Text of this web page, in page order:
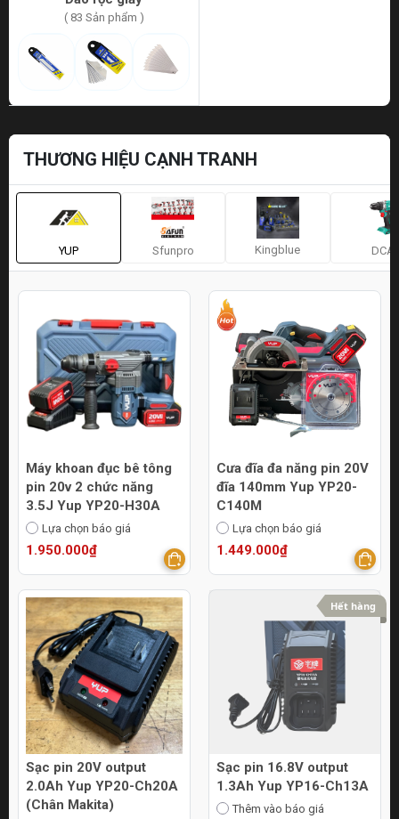
( 83 Sản phẩm )
THƯƠNG HIỆU CẠNH TRANH
YUP Sfunpro Kingblue DCA
Máy khoan đục bê tông
pin 20v 2 chức năng
3.5J Yup YP20-H30A
Lựa chọn báo giá
1.950.000₫
Cưa đĩa đa năng pin 20V
đĩa 140mm Yup YP20-
C140M
Lựa chọn báo giá
1.449.000₫
Sạc pin 20V output
2.0Ah Yup YP20-Ch20A
(Chân Makita)
Hết hàng
Sạc pin 16.8V output
1.3Ah Yup YP16-Ch13A
Thêm vào báo giá